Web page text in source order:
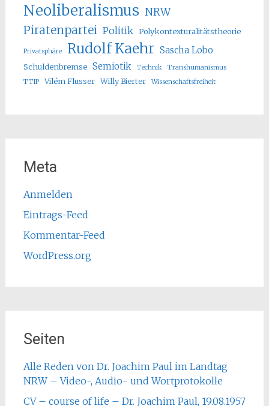
Neoliberalismus NRW
Piratenpartei Politik Polykontexturalitätstheorie
Privatsphäre Rudolf Kaehr Sascha Lobo
Schuldenbremse Semiotik Technik
Transhumanismus
TTIP
Vilém Flusser Willy Bierter Wissenschaftsfreiheit
Meta
Anmelden
Eintrags-Feed
Kommentar-Feed
WordPress.org
Seiten
Alle Reden von Dr. Joachim Paul im Landtag
NRW – Video-, Audio- und Wortprotokolle
CV – course of life – Dr. Joachim Paul, 19.08.1957